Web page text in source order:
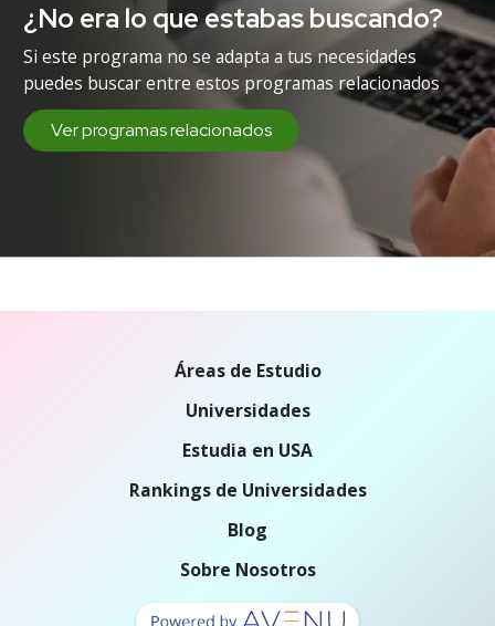
¿No era lo que estabas buscando?
Si este programa no se adapta a tus necesidades
puedes buscar entre estos programas relacionados
Ver programas relacionados
Áreas de Estudio
Universidades
Estudia en USA
Rankings de Universidades
Blog
Sobre Nosotros